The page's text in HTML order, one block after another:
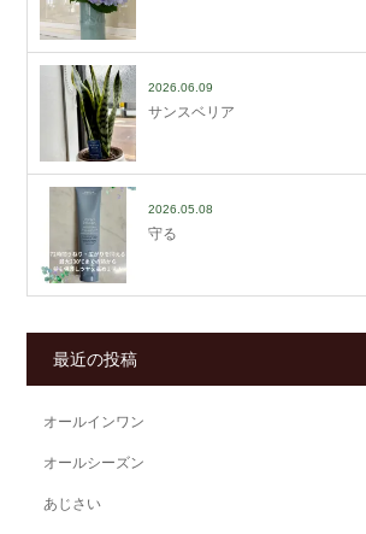
2026.06.09
サンスベリア
2026.05.08
守る
最近の投稿
オールインワン
オールシーズン
あじさい